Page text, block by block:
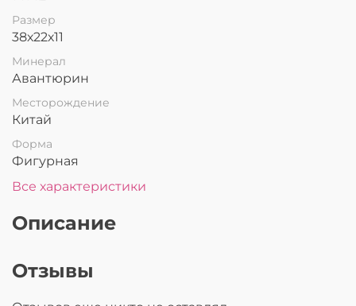
Размер
38х22х11
Минерал
Авантюрин
Месторождение
Китай
Форма
Фигурная
Все характеристики
Описание
Отзывы